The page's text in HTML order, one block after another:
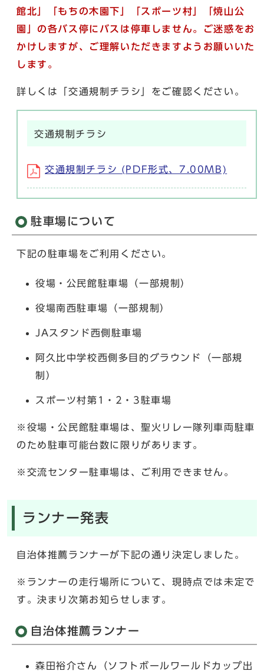
館北」「もちの木園下」「スポーツ村」「焼山公
園」の各バス停にバスは停車しません。ご迷惑をお
かけしますが、ご理解いただきますようお願いいた
します。
詳しくは「交通規制チラシ」をご確認ください。
交通規制チラシ
交通規制チラシ (PDF形式、7.00MB)
駐車場について
下記の駐車場をご利用ください。
役場・公民館駐車場（一部規制）
役場南西駐車場（一部規制）
JAスタンド西側駐車場
阿久比中学校西側多目的グラウンド（一部規
制）
スポーツ村第1・2・3駐車場
※役場・公民館駐車場は、聖火リレー隊列車両駐車
のため駐車可能台数に限りがあります。
※交流センター駐車場は、ご利用できません。
ランナー発表
自治体推薦ランナーが下記の通り決定しました。
※ランナーの走行場所について、現時点では未定で
す。決まり次第お知らせします。
自治体推薦ランナー
森田裕介さん（ソフトボールワールドカップ出